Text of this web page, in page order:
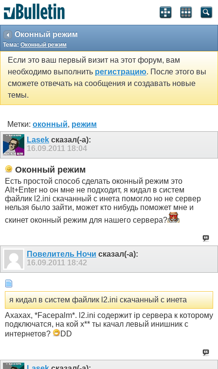
Оконный режим
Тема: Оконный режим
Если это ваш первый визит на этот форум, вам
необходимо выполнить регистрацию. После этого вы
сможете отвечать на сообщения и создавать новые
темы.
Метки: оконный, режим
Lasek сказал(-а):
16.09.2011 18:04
Оконный режим
Есть простой способ сделать оконный режим это
Alt+Enter но он мне не подходит, я кидал в систем
файлик l2.ini скачанный с инета помогло но не сервер
нельзя было зайти, может кто нибудь поможет мне и
скинет оконный режим для нашего сервера?
Пoвелитель Ночи сказал(-а):
16.09.2011 18:42
я кидал в систем файлик l2.ini скачанный с инета
Ахахах, *Facepalm*. l2.ini содержит ip сервера к которому
подключатся, на кой х** ты качал левый инишник с
интернетов?
DD